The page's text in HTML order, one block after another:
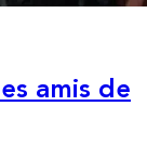
amis de